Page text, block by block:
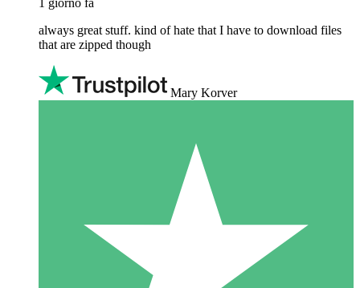
always great stuff. kind of hate that I have to download files
that are zipped though
Mary Korver